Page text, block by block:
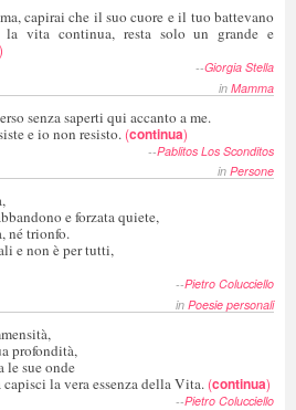
capirai che il suo cuore e il tuo battevano
la vita continua, resta solo un grande e
)
--Giorgia Stella
in Mamma
senza saperti qui accanto a me.
e io non resisto. (continua)
--Pablitos Los Sconditos
in Persone
e forzata quiete,
né trionfo.
e non è per tutti,
--Pietro Colucciello
in Poesie personali
profondità,
le sue onde
la vera essenza della Vita. (continua)
--Pietro Colucciello